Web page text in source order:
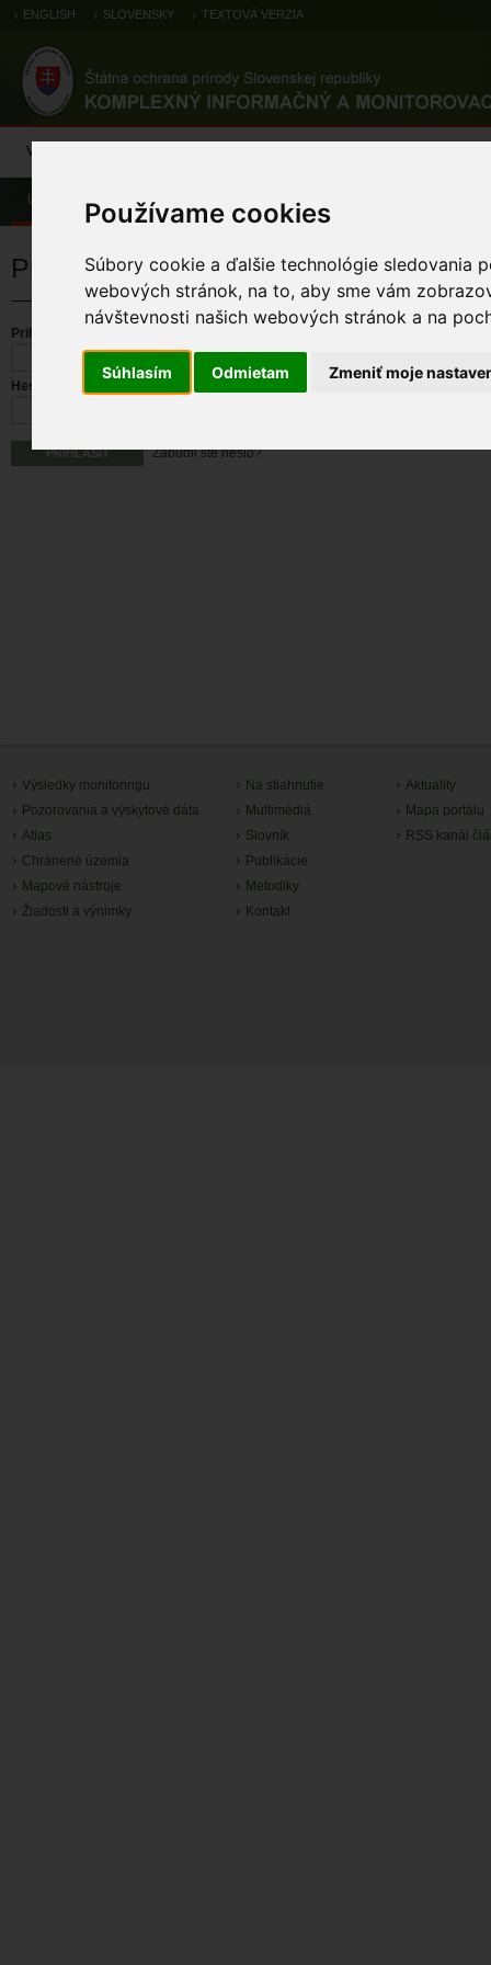
Používame cookies
Súbory cookie a ďalšie technológie sledovania
webových stránok, na to, aby sme vám
návštevnosti našich webových stránok a na
Súhlasím Odmietam Zmeniť moje
ENGLISH SLOVENSKY TEXTOVÁ VERZIA
Výsledky monitoringu
Úvod
Prihlásenie
Prihlasovacie meno
Heslo
Zabudli ste heslo?
Výsledky monitoringu
Pozorovania a výskytové dáta
Atlas
Chránené územia
Mapové nástroje
Žiadosti a výnimky
Na stiahnutie
Multimédiá
Slovník
Publikácie
Metodiky
Kontakt
Aktuality
Mapa portálu
RSS kanál